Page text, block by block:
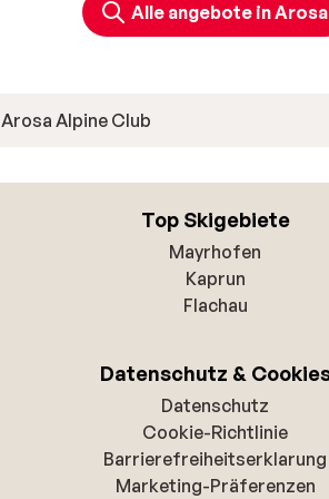
Alle angebote in Arosa
Arosa Alpine Club
Top Skigebiete
Mayrhofen
Kaprun
Flachau
Datenschutz &
Datenschutz
Cookie-Richtlinie
Barrierefreiheitserklarung
Marketing-Präferenzen